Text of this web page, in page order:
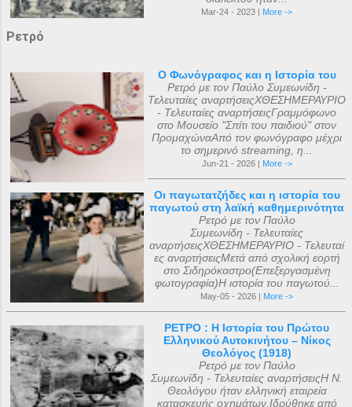
Mar-24 - 2023 | More ->
Ρετρό
Ο Φωνόγραφος και η Ιστορία του
Ρετρό με τον Παύλο Συμεωνίδη -
Τελευταίες αναρτήσειςΧΘΕΣΗΜΕΡΑΥΡΙΟ
- Τελευταίες αναρτήσειςΓραμμόφωνο
στο Μουσείο "Σπίτι του παιδιού" στον
ΠρομαχώναΑπό τον φωνόγραφο μέχρι
το σημερινό streaming, η...
Jun-21 - 2026 | More ->
Οι παγωτατζήδες και η ιστορία του
παγωτού στη λαϊκή καθημερινότητα
Ρετρό με τον Παύλο
Συμεωνίδη - Τελευταίες
αναρτήσειςΧΘΕΣΗΜΕΡΑΥΡΙΟ - Τελευταί
ες αναρτήσειςΜετά από σχολική εορτή
στο Σιδηρόκαστρο(Επεξεργασμένη
φωτογραφία)Η ιστορία του παγωτού...
May-05 - 2026 | More ->
ΡΕΤΡΟ : Η Ιστορία του Πρώτου
Ελληνικού Αυτοκινήτου – Νίκος
Θεολόγος (1918)
Ρετρό με τον Παύλο
Συμεωνίδη - Τελευταίες αναρτήσειςΗ Ν.
Θεολόγου ήταν ελληνική εταιρεία
κατασκευής οχημάτων.Ιδρύθηκε από